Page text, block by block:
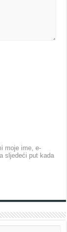
moje ime, e-
sljedeći put kada